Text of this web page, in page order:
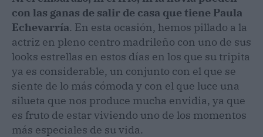
con las ganas de salir de casa que tiene Paula
Echevarría. En esta ocasión, hemos pillado a la
actriz en pleno centro madrileño con uno de sus
looks estrellas en estos días en los que su tripita
ya es considerable, un conjunto con el que se
siente de lo más cómoda y con el que luce una
silueta que nos produce mucha envidia, ya que
es fruto de estar viviendo uno de los momentos
más especiales de su vida.